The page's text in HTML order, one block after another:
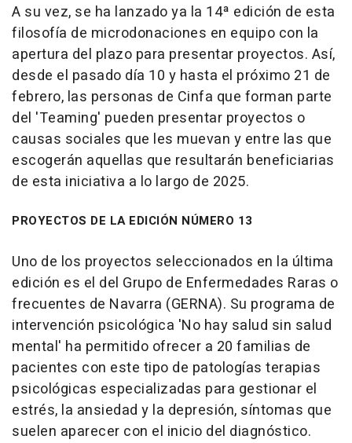
A su vez, se ha lanzado ya la 14ª edición de esta
filosofía de microdonaciones en equipo con la
apertura del plazo para presentar proyectos. Así,
desde el pasado día 10 y hasta el próximo 21 de
febrero, las personas de Cinfa que forman parte
del 'Teaming' pueden presentar proyectos o
causas sociales que les muevan y entre las que
escogerán aquellas que resultarán beneficiarias
de esta iniciativa a lo largo de 2025.
PROYECTOS DE LA EDICIÓN NÚMERO 13
Uno de los proyectos seleccionados en la última
edición es el del Grupo de Enfermedades Raras o
frecuentes de Navarra (GERNA). Su programa de
intervención psicológica 'No hay salud sin salud
mental' ha permitido ofrecer a 20 familias de
pacientes con este tipo de patologías terapias
psicológicas especializadas para gestionar el
estrés, la ansiedad y la depresión, síntomas que
suelen aparecer con el inicio del diagnóstico.